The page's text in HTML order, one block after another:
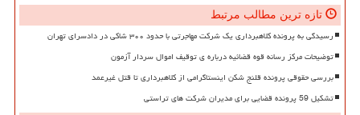
تازه ترین مطالب مرتبط
رسیدگی به پرونده کلاهبرداری یک شرکت مهاجرتی با حدود ۳۰۰ شاکی در دادسرای تهران
توضیحات مرکز رسانه قوه قضائیه درباره ی توقیف اموال سردار آزمون
بررسی حقوقی پرونده قلنج شکن اینستاگرامی از کلاهبرداری تا قتل غیرعمد
تشکیل 59 پرونده قضایی برای مدیران شرکت های تراستی